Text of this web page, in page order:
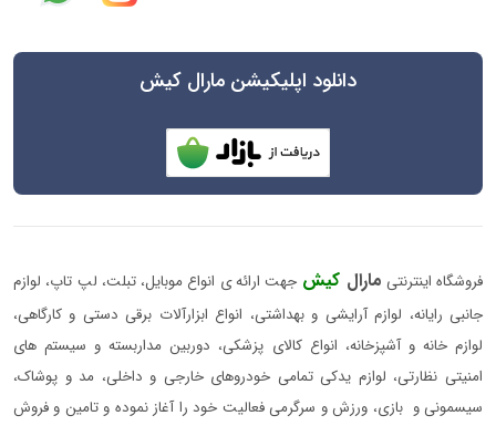
دانلود اپلیکیشن مارال کیش
فروشگاه اینترنتی مارال کیش جهت ارائه ی انواع موبایل، تبلت، لپ تاپ، لوازم
جانبی رایانه، لوازم آرایشی و بهداشتی، انواع ابزارآلات برقی دستی و کارگاهی،
لوازم خانه و آشپزخانه، انواع کالای پزشکی، دوربین مداربسته و سیستم های
امنیتی نظارتی، لوازم یدکی تمامی خودروهای خارجی و داخلی، مد و پوشاک،
سیسمونی و بازی، ورزش و سرگرمی فعالیت خود را آغاز نموده و تامین و فروش